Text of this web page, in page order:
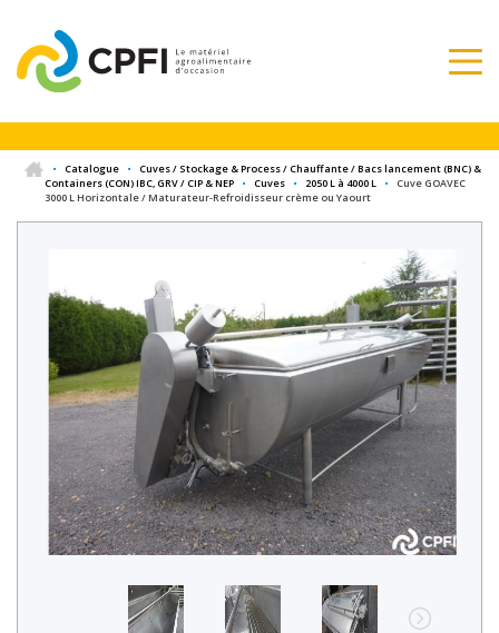
• Catalogue •
Cuves / Stockage & Process / Chauffante / Bacs lancement (BNC) &
Containers (CON) IBC, GRV / CIP & NEP
• Cuves • 2050 L à 4000 L •
Cuve GOAVEC
3000 L Horizontale / Maturateur-Refroidisseur crème ou Yaourt